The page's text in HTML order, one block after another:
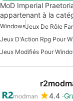
MoD Imperial
appartenant à la
Windows
Jeux D'Action Rpg Pour
Jeux Modifiés Pour
4.4